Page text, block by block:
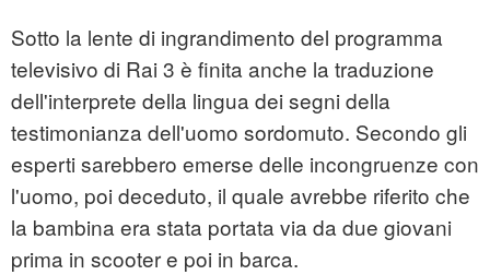
Sotto la lente di ingrandimento del programma
televisivo di Rai 3 è finita anche la traduzione
dell'interprete della lingua dei segni della
testimonianza dell'uomo sordomuto. Secondo gli
esperti sarebbero emerse delle incongruenze con
l'uomo, poi deceduto, il quale avrebbe riferito che
la bambina era stata portata via da due giovani
prima in scooter e poi in barca.